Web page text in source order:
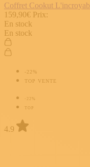
Coffret Cookut
159,90€ Prix:
En stock
En stock
-22%
TOP VENTE
-22%
TOP
4.9